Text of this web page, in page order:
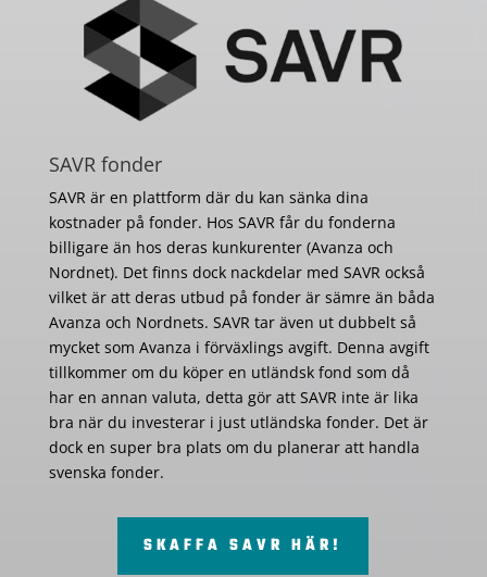
SAVR fonder
SAVR är en plattform där du kan sänka dina
kostnader på fonder. Hos SAVR får du fonderna
billigare än hos deras kunkurenter (Avanza och
Nordnet). Det finns dock nackdelar med SAVR också
vilket är att deras utbud på fonder är sämre än båda
Avanza och Nordnets. SAVR tar även ut dubbelt så
mycket som Avanza i förväxlings avgift. Denna avgift
tillkommer om du köper en utländsk fond som då
har en annan valuta, detta gör att SAVR inte är lika
bra när du investerar i just utländska fonder. Det är
dock en super bra plats om du planerar att handla
svenska fonder.
SKAFFA SAVR HÄR!